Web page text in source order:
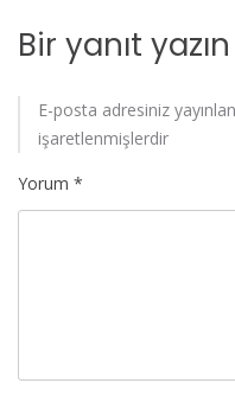
Bir yanıt yazın
E-posta adresiniz
işaretlenmişlerdir
Yorum *